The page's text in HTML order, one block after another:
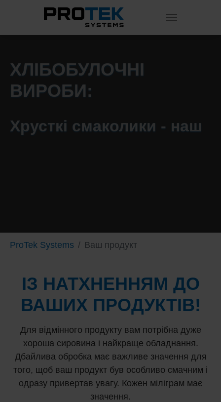
ХЛІБОБУЛОЧНІ
ВИРОБИ:
Хрусткі смаколики - наш
You are here:
ProTek Systems Ваш продукт
ІЗ НАТХНЕННЯМ ДО
ВАШИХ ПРОДУКТІВ!
Для відмінного продукту вам потрібна дуже
хороша сировина і найкраще обладнання.
Дбайлива обробка має важливе значення для
того, щоб ваш продукт був особливо смачним і
одразу привертав увагу. Кожен міліграм має
значення.